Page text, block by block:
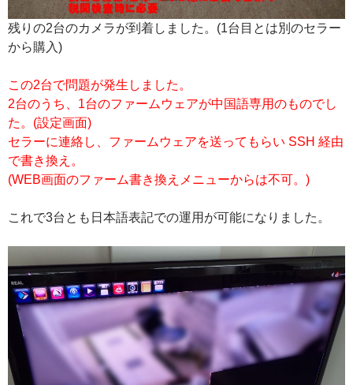
残りの2台のカメラが到着しました。(1台目とは別のセラー
から購入)
この2台で問題が発生しました。
2台のうち、1台のファームウェアが中国語専用のものでし
た。(設定画面)
セラーに連絡し、ファームウェアを送ってもらい SSH 経由
で書き換え。
(WEB画面のファーム書き換えメニューからは不可。)
これで3台とも日本語表記での運用が可能になりました。